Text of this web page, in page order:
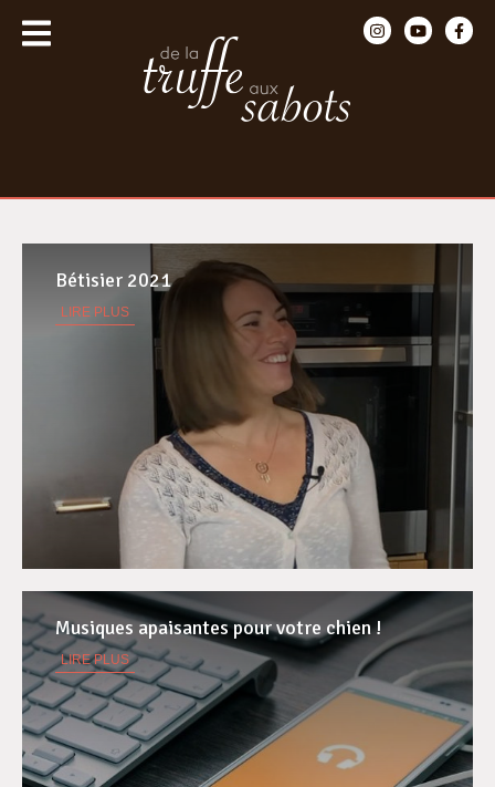
Bétisier 2021
LIRE PLUS
Musiques apaisantes pour votre chien !
LIRE PLUS